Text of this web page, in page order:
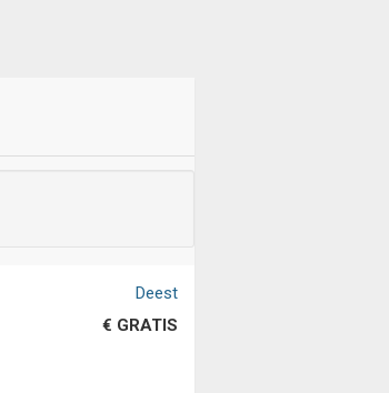
Deest
€ GRATIS